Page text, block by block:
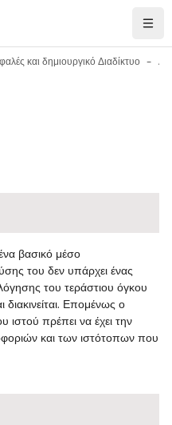
και δημιουργικό Διαδίκτυο
βασικό μέσο
του δεν υπάρχει ένας
του τεράστιου όγκου
διακινείται. Επομένως ο
ιστού πρέπει να έχει την
και των ιστότοπων που